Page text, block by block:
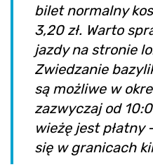
bilet normalny
3,20 zł. Warto
jazdy na stronie
Zwiedzanie
są możliwe w
zazwyczaj od
wieżę jest płatny
się w granicach